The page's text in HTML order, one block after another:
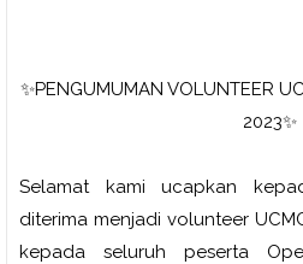
✨PENGUMUMAN VOLUNTEER
2023✨
Selamat kami ucapkan
diterima menjadi volunteer
kepada seluruh peserta